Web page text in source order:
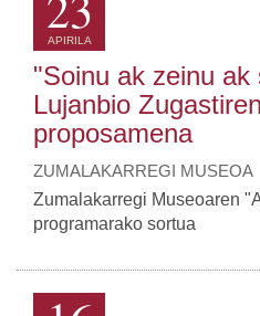
APIRILA
"Soinu ak zeinu ak
Lujanbio
proposamena
ZUMALAKARREGI MUSEOA
Zumalakarregi Museoaren
programarako sortua